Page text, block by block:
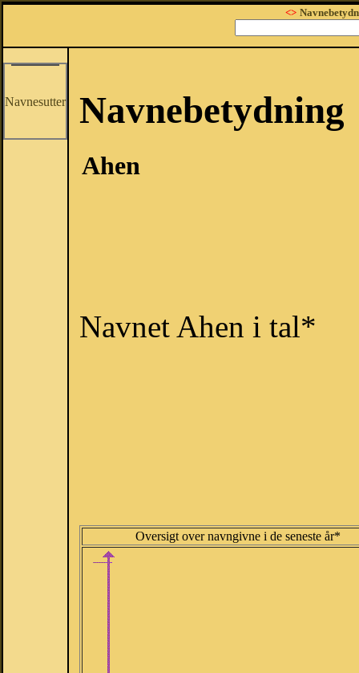
<>
Navnesutter Navnebetydning
Ahen
Navnet Ahen i tal*
Oversigt over navngivne i de seneste år*